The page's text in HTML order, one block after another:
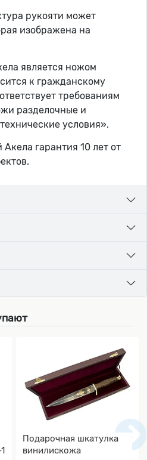
рукояти может
изображена на
является ножом
к гражданскому
требованиям
разделочные и
условия».
гарантия 10 лет от
Подарочная шкатулка
винилискожа